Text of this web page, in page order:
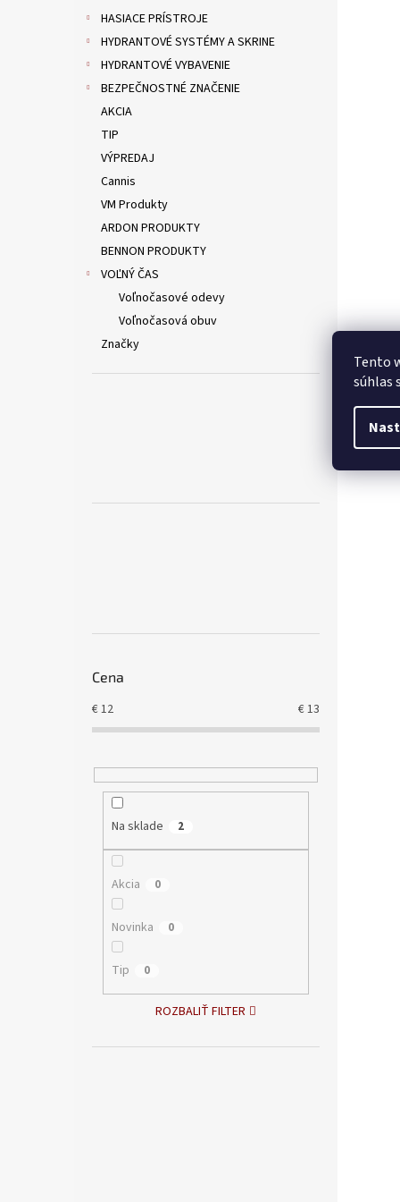
Tento
súhlas
HASIACE PRÍSTROJE
HYDRANTOVÉ SYSTÉMY A SKRINE
HYDRANTOVÉ VYBAVENIE
BEZPEČNOSTNÉ ZNAČENIE
AKCIA
TIP
VÝPREDAJ
Cannis
VM Produkty
ARDON PRODUKTY
BENNON PRODUKTY
VOĽNÝ ČAS
Voľnočasové odevy
Voľnočasová obuv
Značky
Cena
€12 €13
Na sklade 2
Akcia 0
Novinka 0
Tip 0
ROZBALIŤ FILTER